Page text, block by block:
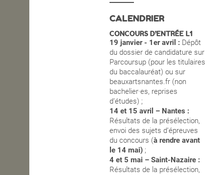
CALENDRIER
CONCOURS D’ENTRÉE L1
19 janvier - 1er avril : Dépôt
du dossier de candidature sur
Parcoursup (pour les titulaires
du baccalauréat) ou sur
beauxartsnantes.fr (non
bachelier·es, reprises
d’études) ;
14 et 15 avril – Nantes :
Résultats de la présélection,
envoi des sujets d’épreuves
du concours (à rendre avant
le 14 mai) ;
4 et 5 mai – Saint-Nazaire :
Résultats de la présélection,